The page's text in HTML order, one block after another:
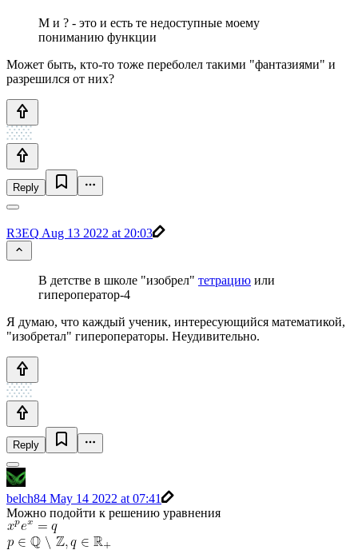
M и ? - это и есть те недоступные моему
пониманию функции
Может быть, кто-то тоже переболел такими "фантазиями" и
разрешился от них?
Reply
R3EQ Aug 13 2022 at 20:03
В детстве в школе "изобрел" тетрацию или
гипероператор-4
Я думаю, что каждый ученик, интересующийся математикой,
"изобретал" гипероператоры. Неудивительно.
Reply
belch84 May 14 2022 at 07:41
Можно подойти к решению уравнения